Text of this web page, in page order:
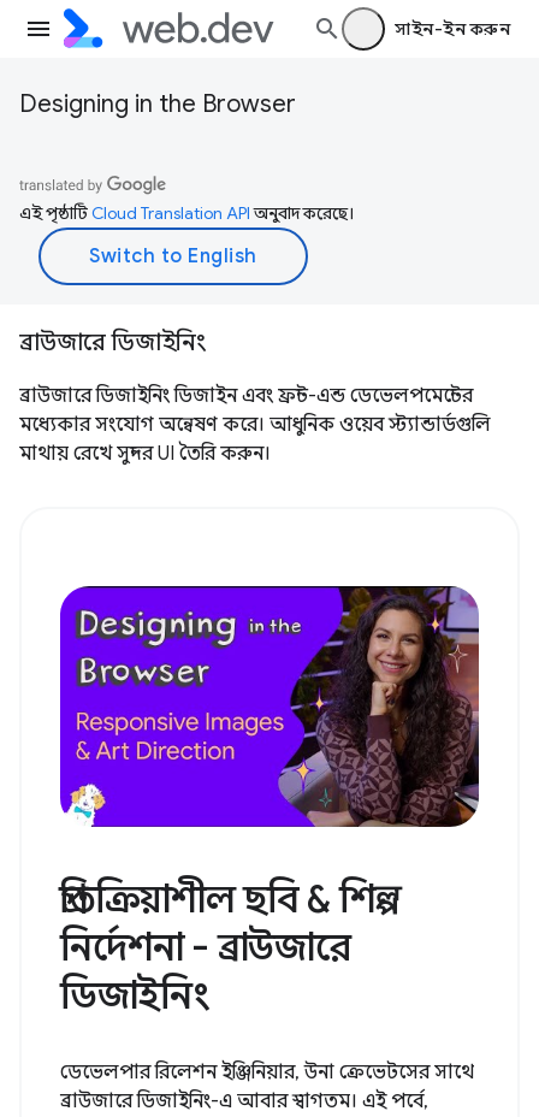
সাইন-ইন করুন
Designing in the Browser
এই পৃষ্ঠাটিCloud Translation APIঅনুবাদ করেছে।
ব্রাউজারে ডিজাইনিং
ব্রাউজারে ডিজাইনিং ডিজাইন এবং ফ্রন্ট-এন্ড ডেভেলপমেন্টের
মধ্যেকার সংযোগ অন্বেষণ করে। আধুনিক ওয়েব স্ট্যান্ডার্ডগুলি
মাথায় রেখে সুন্দর UI তৈরি করুন।
প্রতিক্রিয়াশীল ছবি & শিল্প
নির্দেশনা - ব্রাউজারে
ডিজাইনিং
ডেভেলপার রিলেশন ইঞ্জিনিয়ার, উনা ক্রেভেটসের সাথে
ব্রাউজারে ডিজাইনিং-এ আবার স্বাগতম। এই পর্বে,